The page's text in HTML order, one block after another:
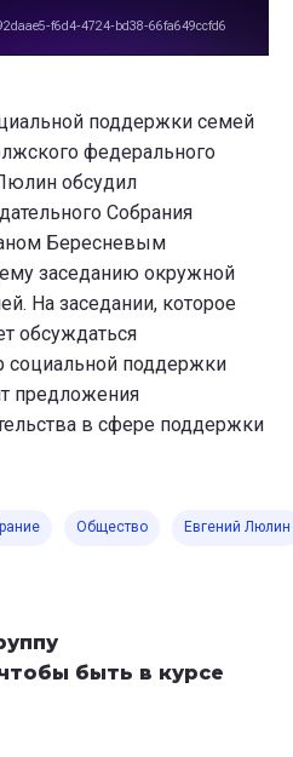
поддержки семей
федерального
обсудил
Собрания
Бересневым
заседанию окружной
На заседании, которое
обсуждаться
социальной поддержки
предложения
в сфере поддержки
Общество Евгений Люлин
быть в курсе